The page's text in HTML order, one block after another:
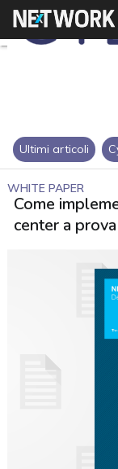
Ultimi articoli
WHITE PAPER
Come
center a